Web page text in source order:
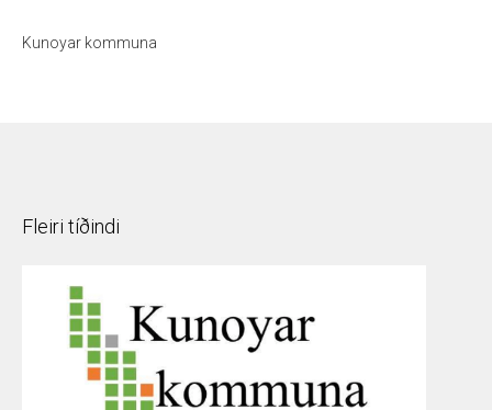
Kunoyar kommuna
Fleiri tíðindi